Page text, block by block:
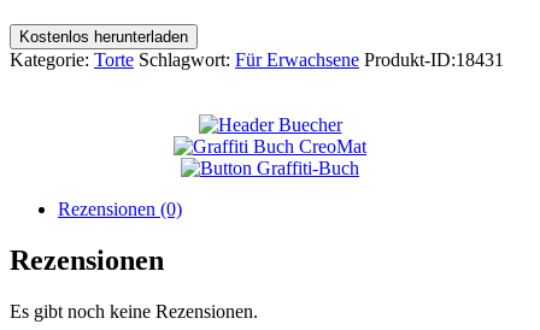
Kostenlos herunterladen
Kategorie: Torte Schlagwort: Für Erwachsene Produkt-ID:18431
Rezensionen (0)
Rezensionen
Es gibt noch keine Rezensionen.